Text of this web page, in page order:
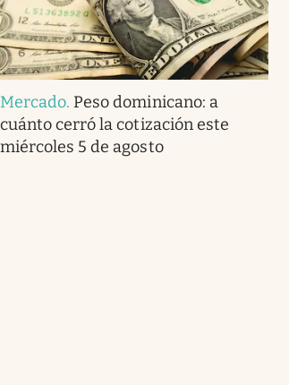
Mercado. Peso dominicano: a
cuánto cerró la cotización este
miércoles 5 de agosto